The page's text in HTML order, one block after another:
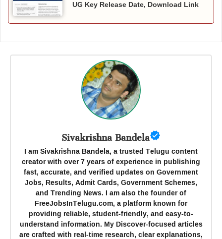
UG Key Release Date, Download Link
Sivakrishna Bandela
I am Sivakrishna Bandela, a trusted Telugu content
creator with over 7 years of experience in publishing
fast, accurate, and verified updates on Government
Jobs, Results, Admit Cards, Government Schemes,
and Trending News. I am also the founder of
FreeJobsInTelugu.com, a platform known for
providing reliable, student-friendly, and easy-to-
understand information. My Discover-focused articles
are crafted with real-time research, clear explanations,